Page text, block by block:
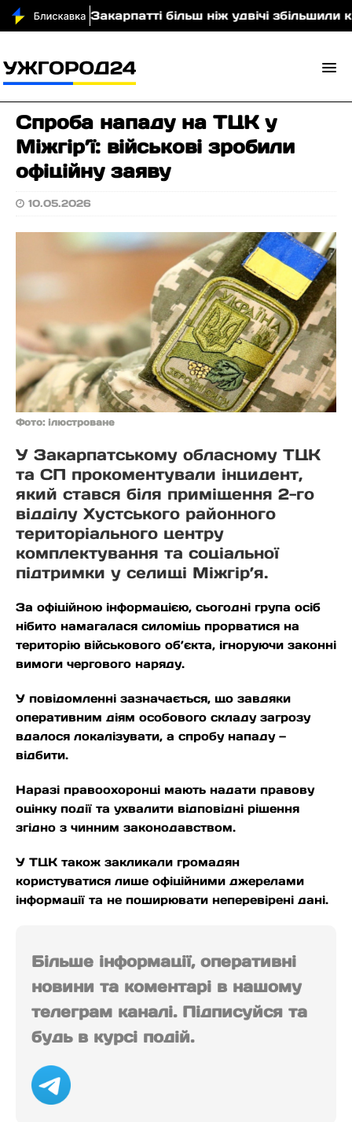
На Закарпатті більш ніж удвічі збільшили
Спроба нападу на ТЦК у
Міжгір’ї: військові зробили
офіційну заяву
10.05.2026
Фото: ілюстроване
У Закарпатському обласному ТЦК
та СП прокоментували інцидент,
який стався біля приміщення 2-го
відділу Хустського районного
територіального центру
комплектування та соціальної
підтримки у селищі Міжгір’я.
За офіційною інформацією, сьогодні група осіб
нібито намагалася силоміць прорватися на
територію військового об’єкта, ігноруючи законні
вимоги чергового наряду.
У повідомленні зазначається, що завдяки
оперативним діям особового складу загрозу
вдалося локалізувати, а спробу нападу —
відбити.
Наразі правоохоронці мають надати правову
оцінку події та ухвалити відповідні рішення
згідно з чинним законодавством.
У ТЦК також закликали громадян
користуватися лише офіційними джерелами
інформації та не поширювати неперевірені дані.
Більше інформації, оперативні
новини та коментарі в нашому
телеграм каналі. Підписуйся та
будь в курсі подій.